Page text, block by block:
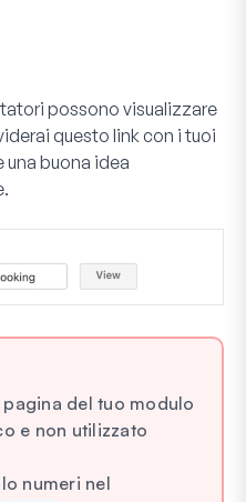
possono visualizzare
questo link con i tuoi
buona idea
del tuo modulo
e non utilizzato
numeri nel